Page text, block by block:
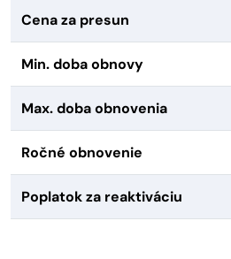
Cena za presun
Min. doba obnovy
Max. doba obnovenia
Ročné obnovenie
Poplatok za reaktiváciu